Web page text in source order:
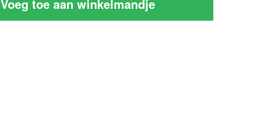
Voeg toe aan winkelmandje